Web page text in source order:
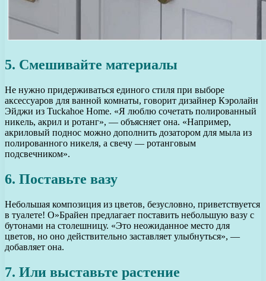
5. Смешивайте материалы
Не нужно придерживаться единого стиля при выборе
аксессуаров для ванной комнаты, говорит дизайнер Кэролайн
Эйджи из Tuckahoe Home. «Я люблю сочетать полированный
никель, акрил и ротанг», — объясняет она. «Например,
акриловый поднос можно дополнить дозатором для мыла из
полированного никеля, а свечу — ротанговым
подсвечником».
6. Поставьте вазу
Небольшая композиция из цветов, безусловно, приветствуется
в туалете! О»Брайен предлагает поставить небольшую вазу с
бутонами на столешницу. «Это неожиданное место для
цветов, но оно действительно заставляет улыбнуться», —
добавляет она.
7. Или выставьте растение